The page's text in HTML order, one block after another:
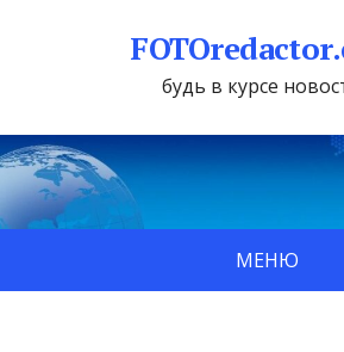
будь в курсе
МЕНЮ